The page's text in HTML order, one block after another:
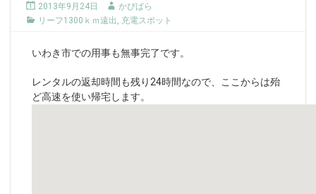
2013年9月24日
かぴばら
リーフ1300ｋｍ遠出
充電スポット
いわき市での用事も無事完了です。
レンタルの返却時間も残り24時間なので、ここからは殆
ど高速を使い帰宅します。